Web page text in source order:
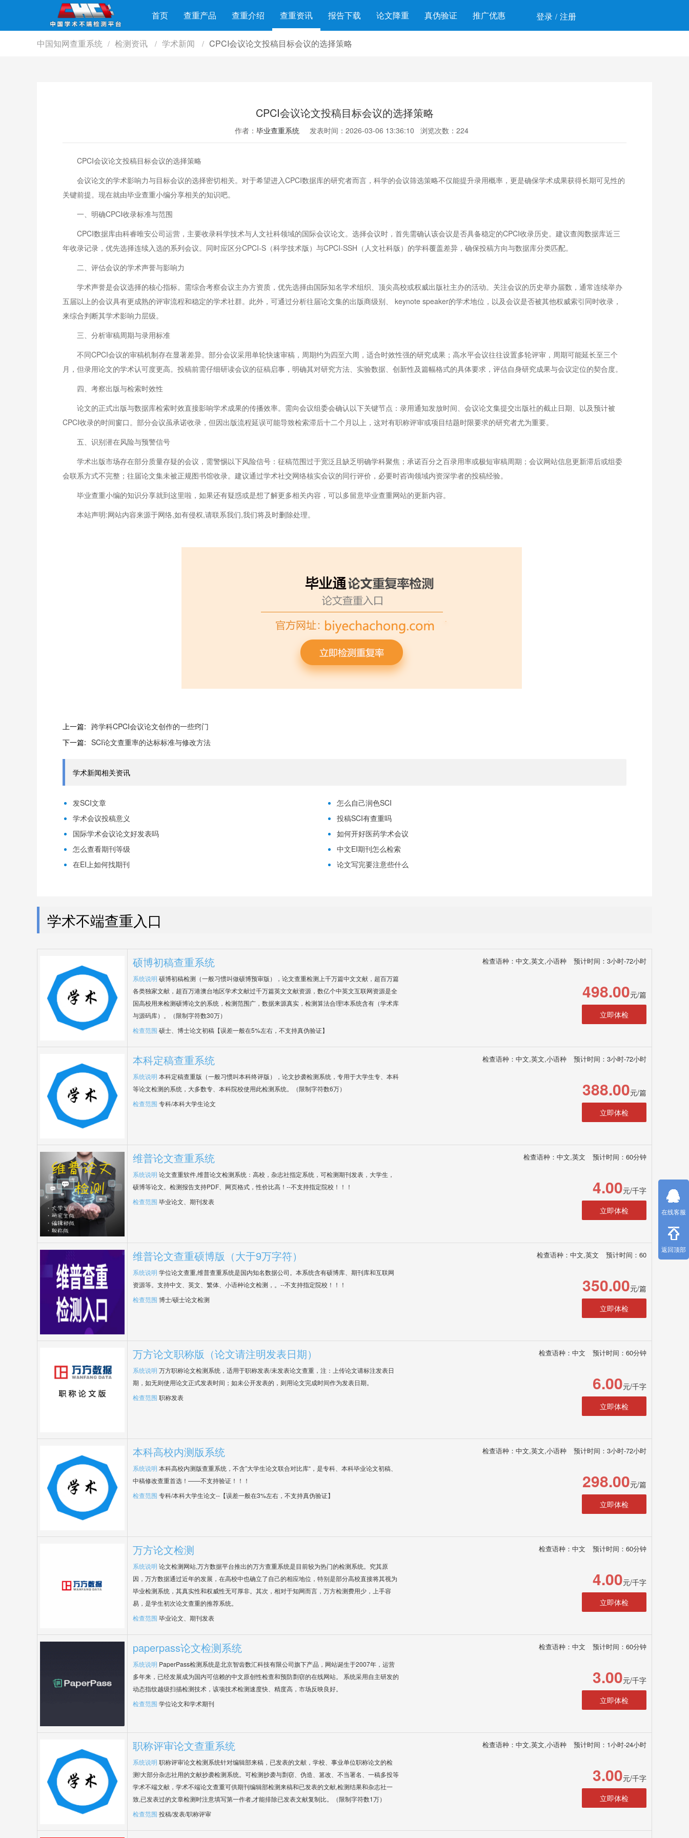
首页 查重产品 查重介绍 查重资讯 报告下载 论文降重 真伪验证 推广优惠 登录 / 注册
中国知网查重系统 / 检测资讯 / 学术新闻 / CPCI会议论文投稿目标会议的选择策略
CPCI会议论文投稿目标会议的选择策略
作者： 毕业查重系统 发表时间：2026-03-06 13:36:10 浏览次数：224
CPCI会议论文投稿目标会议的选择策略
会议论文的学术影响力与目标会议的选择密切相关。对于希望进入CPCI数据库的研究者而言，科学的会议筛选策略不仅能提升录用概率，更是确保学术成果获得长期可见性的
关键前提。现在就由毕业查重小编分享相关的知识吧。
一、明确CPCI收录标准与范围
CPCI数据库由科睿唯安公司运营，主要收录科学技术与人文社科领域的国际会议论文。选择会议时，首先需确认该会议是否具备稳定的CPCI收录历史。建议查阅数据库近三
年收录记录，优先选择连续入选的系列会议。同时应区分CPCI-S（科学技术版）与CPCI-SSH（人文社科版）的学科覆盖差异，确保投稿方向与数据库分类匹配。
二、评估会议的学术声誉与影响力
学术声誉是会议选择的核心指标。需综合考察会议主办方资质，优先选择由国际知名学术组织、顶尖高校或权威出版社主办的活动。关注会议的历史举办届数，通常连续举办
五届以上的会议具有更成熟的评审流程和稳定的学术社群。此外，可通过分析往届论文集的出版商级别、 keynote speaker的学术地位，以及会议是否被其他权威索引同时收录，
来综合判断其学术影响力层级。
三、分析审稿周期与录用标准
不同CPCI会议的审稿机制存在显著差异。部分会议采用单轮快速审稿，周期约为四至六周，适合时效性强的研究成果；高水平会议往往设置多轮评审，周期可能延长至三个
月，但录用论文的学术认可度更高。投稿前需仔细研读会议的征稿启事，明确其对研究方法、实验数据、创新性及篇幅格式的具体要求，评估自身研究成果与会议定位的契合度。
四、考察出版与检索时效性
论文的正式出版与数据库检索时效直接影响学术成果的传播效率。需向会议组委会确认以下关键节点：录用通知发放时间、会议论文集提交出版社的截止日期、以及预计被
CPCI收录的时间窗口。部分会议虽承诺收录，但因出版流程延误可能导致检索滞后十二个月以上，这对有职称评审或项目结题时限要求的研究者尤为重要。
五、识别潜在风险与预警信号
学术出版市场存在部分质量存疑的会议，需警惕以下风险信号：征稿范围过于宽泛且缺乏明确学科聚焦；承诺百分之百录用率或极短审稿周期；会议网站信息更新滞后或组委
会联系方式不完整；往届论文集未被正规图书馆收录。建议通过学术社交网络核实会议的同行评价，必要时咨询领域内资深学者的投稿经验。
毕业查重小编的知识分享就到这里啦，如果还有疑惑或是想了解更多相关内容，可以多留意毕业查重网站的更新内容。
本站声明:网站内容来源于网络,如有侵权,请联系我们,我们将及时删除处理。
上一篇: 跨学科CPCI会议论文创作的一些窍门
下一篇: SCI论文查重率的达标标准与修改方法
学术新闻相关资讯
发SCI文章
怎么自己润色SCI
学术会议投稿意义
投稿SCI有查重吗
国际学术会议论文好发表吗
如何开好医药学术会议
怎么查看期刊等级
中文EI期刊怎么检索
在EI上如何找期刊
论文写完要注意些什么
学术不端查重入口
硕博初稿查重系统 检查语种：中文,英文,小语种 预计时间：3小时-72小时
系统说明 硕博初稿检测（一般习惯叫做硕博预审版），论文查重检测上千万篇中文文献，超百万篇
各类独家文献，超百万港澳台地区学术文献过千万篇英文文献资源，数亿个中英文互联网资源是全
国高校用来检测硕博论文的系统，检测范围广，数据来源真实，检测算法合理!本系统含有（学术库
与源码库）。（限制字符数30万）
检查范围 硕士、博士论文初稿【误差一般在5%左右，不支持真伪验证】
498.00元/篇
立即体检
本科定稿查重系统 检查语种：中文,英文,小语种 预计时间：3小时-72小时
系统说明 本科定稿查重版（一般习惯叫本科终评版），论文抄袭检测系统，专用于大学生专、本科
等论文检测的系统，大多数专、本科院校使用此检测系统。（限制字符数6万）
检查范围 专科/本科大学生论文
388.00元/篇
立即体检
维普论文查重系统 检查语种：中文,英文 预计时间：60分钟
系统说明 论文查重软件,维普论文检测系统：高校，杂志社指定系统，可检测期刊发表，大学生，
硕博等论文。检测报告支持PDF、网页格式，性价比高！--不支持指定院校！！！
检查范围 毕业论文、期刊发表
4.00元/千字
立即体检
维普论文查重硕博版（大于9万字符） 检查语种：中文,英文 预计时间：60
系统说明 学位论文查重,维普查重系统是国内知名数据公司。本系统含有硕博库、期刊库和互联网
资源等。支持中文、英文、繁体、小语种论文检测，。--不支持指定院校！！！
检查范围 博士/硕士论文检测
350.00元/篇
立即体检
万方论文职称版（论文请注明发表日期） 检查语种：中文 预计时间：60分钟
系统说明 万方职称论文检测系统，适用于职称发表/未发表论文查重，注：上传论文请标注发表日
期，如无则使用论文正式发表时间；如未公开发表的，则用论文完成时间作为发表日期。
检查范围 职称发表
6.00元/千字
立即体检
本科高校内测版系统 检查语种：中文,英文,小语种 预计时间：3小时-72小时
系统说明 本科高校内测版查重系统，不含”大学生论文联合对比库“，是专科、本科毕业论文初稿、
中稿修改查重首选！——不支持验证！！！
检查范围 专科/本科大学生论文--【误差一般在3%左右，不支持真伪验证】
298.00元/篇
立即体检
万方论文检测 检查语种：中文 预计时间：60分钟
系统说明 论文检测网站,万方数据平台推出的万方查重系统是目前较为热门的检测系统。究其原
因，万方数据通过近年的发展，在高校中也确立了自己的相应地位，特别是部分高校直接将其视为
毕业检测系统，其真实性和权威性无可厚非。其次，相对于知网而言，万方检测费用少，上手容
易，是学生初次论文查重的推荐系统。
检查范围 毕业论文、期刊发表
4.00元/千字
立即体检
paperpass论文检测系统 检查语种：中文 预计时间：60分钟
系统说明 PaperPass检测系统是北京智齿数汇科技有限公司旗下产品，网站诞生于2007年，运营
多年来，已经发展成为国内可信赖的中文原创性检查和预防剽窃的在线网站。 系统采用自主研发的
动态指纹越级扫描检测技术，该项技术检测速度快、精度高，市场反映良好。
检查范围 学位论文和学术期刊
3.00元/千字
立即体检
职称评审论文查重系统 检查语种：中文,英文,小语种 预计时间：1小时-24小时
系统说明 职称评审论文检测系统针对编辑部来稿，已发表的文献，学校、事业单位职称论文的检
测!大部分杂志社用的文献抄袭检测系统。可检测抄袭与剽窃、伪造、篡改、不当署名、一稿多投等
学术不端文献，学术不端论文查重可供期刊编辑部检测来稿和已发表的文献,检测结果和杂志社一
致,已发表过的文章检测时注意填写第一作者,才能排除已发表文献复制比。（限制字符数1万）
检查范围 投稿/发表/职称评审
3.00元/千字
立即体检
在线客服
返回顶部